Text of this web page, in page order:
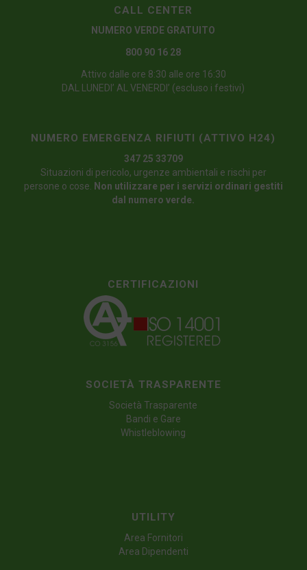
CALL CENTER
NUMERO VERDE GRATUITO
800 90 16 28
Attivo dalle ore 8:30 alle ore 16:30
DAL LUNEDI’ AL VENERDI’ (escluso i festivi)
NUMERO EMERGENZA RIFIUTI (ATTIVO H24)
347 25 33709
Situazioni di pericolo, urgenze ambientali e rischi per
persone o cose.
Non utilizzare per i servizi ordinari gestiti
dal numero verde.
CERTIFICAZIONI
SOCIETÀ TRASPARENTE
Società Trasparente
Bandi e Gare
Whistleblowing
UTILITY
Area Fornitori
Area Dipendenti